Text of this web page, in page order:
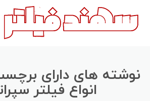
نوشته های دارای
انواع فیلتر